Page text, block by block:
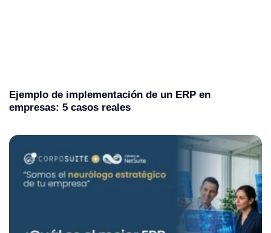
Ejemplo de implementación de un ERP en
empresas: 5 casos reales